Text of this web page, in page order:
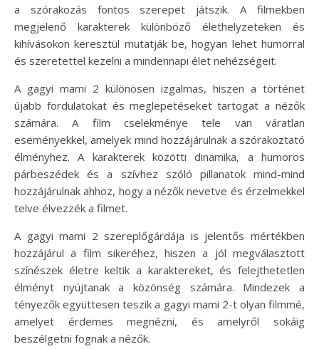
a szórakozás fontos szerepet játszik. A filmekben
megjelenő karakterek különböző élethelyzeteken és
kihívásokon keresztül mutatják be, hogyan lehet humorral
és szeretettel kezelni a mindennapi élet nehézségeit.
A gagyi mami 2 különösen izgalmas, hiszen a történet
újabb fordulatokat és meglepetéseket tartogat a nézők
számára. A film cselekménye tele van váratlan
eseményekkel, amelyek mind hozzájárulnak a szórakoztató
élményhez. A karakterek közötti dinamika, a humoros
párbeszédek és a szívhez szóló pillanatok mind-mind
hozzájárulnak ahhoz, hogy a nézők nevetve és érzelmekkel
telve élvezzék a filmet.
A gagyi mami 2 szereplőgárdája is jelentős mértékben
hozzájárul a film sikeréhez, hiszen a jól megválasztott
színészek életre keltik a karaktereket, és felejthetetlen
élményt nyújtanak a közönség számára. Mindezek a
tényezők együttesen teszik a gagyi mami 2-t olyan filmmé,
amelyet érdemes megnézni, és amelyről sokáig
beszélgetni fognak a nézők.